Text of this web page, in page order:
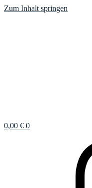
Zum Inhalt springen
0,00 € 0